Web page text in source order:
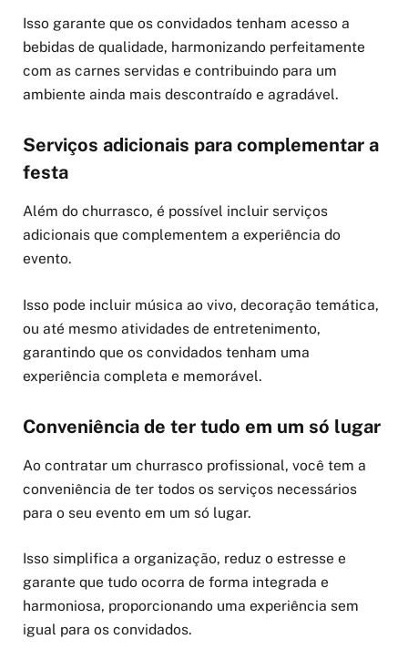
Isso garante que os convidados tenham acesso a
bebidas de qualidade, harmonizando perfeitamente
com as carnes servidas e contribuindo para um
ambiente ainda mais descontraído e agradável.
Serviços adicionais para complementar a
festa
Além do churrasco, é possível incluir serviços
adicionais que complementem a experiência do
evento.
Isso pode incluir música ao vivo, decoração temática,
ou até mesmo atividades de entretenimento,
garantindo que os convidados tenham uma
experiência completa e memorável.
Conveniência de ter tudo em um só lugar
Ao contratar um churrasco profissional, você tem a
conveniência de ter todos os serviços necessários
para o seu evento em um só lugar.
Isso simplifica a organização, reduz o estresse e
garante que tudo ocorra de forma integrada e
harmoniosa, proporcionando uma experiência sem
igual para os convidados.